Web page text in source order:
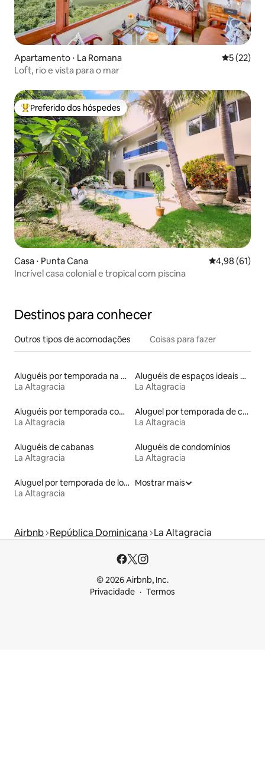
Apartamento ⋅ La Romana 5 de uma
5 (22)
Loft, rio e vista para o mar
Entre os melhores preferidos dos hóspedes
Preferido dos hóspedes
Casa ⋅ Punta Cana 4,98 de uma
4,98 (61)
Incrível casa colonial e tropical com piscina
Destinos para conhecer
Outros tipos de acomodações Coisas para fazer
Aluguéis por temporada na orla
La Altagracia
Aluguéis de espaços ideais para famílias
La Altagracia
Aluguéis por temporada com acesso à praia
La Altagracia
Aluguel por temporada de casas de veraneio
La Altagracia
Aluguéis de cabanas
La Altagracia
Aluguéis de condomínios
La Altagracia
Aluguel por temporada de lofts
La Altagracia
Mostrar mais
Airbnb República Dominicana La Altagracia
© 2026 Airbnb, Inc.
Privacidade
Termos